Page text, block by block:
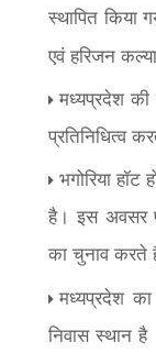
स्थापित किया
एवं हरिजन
मध्यप्रदेश की
प्रतिनिधित्व
भगोरिया हॉट
है। इस अवसर
का चुनाव करते
मध्यप्रदेश का
निवास स्थान